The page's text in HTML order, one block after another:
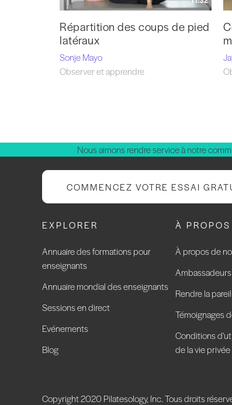
Répartition des coups de pied
latéraux
Sonje Mayo
Observer et apprendre
Nous aimons rendre service à notre
COMMENCEZ VOTRE ESSAI
EXPLORER
Annuaire des formations pour
enseignants
Annuaire mondial des enseignants
Sessions en direct
Evénements
Blog
À
À propos de
Ambassadeurs
Rendre la
Témoignages
Conditions
de la vie privée
Copyright 2020 Pilatesology, Inc. Tous droits